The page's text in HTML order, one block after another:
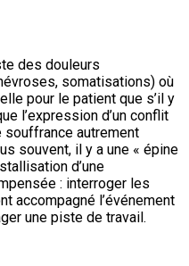
des douleurs
somatisations) où
pour le patient que s’il y
l’expression d’un conflit
souffrance autrement
souvent, il y a une « épine
d’une
: interroger les
accompagné l’événement
une piste de travail.